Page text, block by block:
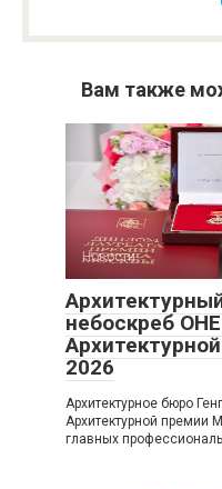
Вам также
Новости
небоскреб
2026
Архитектурное бюро
Архитектурной премии
главных